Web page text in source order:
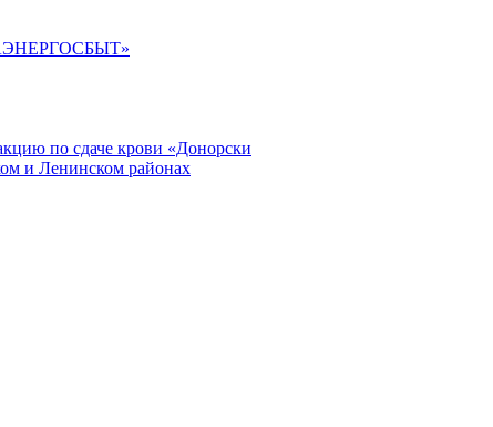
по сдаче крови «Донорски
и Ленинском районах